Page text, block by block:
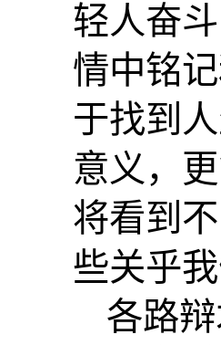
轻人奋
情中铭
于找到
意义，
将看到
些关乎
各路